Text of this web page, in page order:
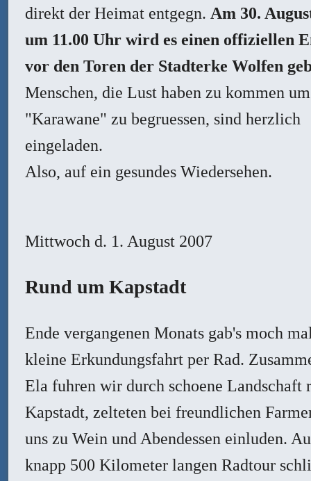
direkt der Heimat entgegn. Am 30.
um 11.00 Uhr wird es einen offiziellen
vor den Toren der Stadterke Wolfen
Menschen, die Lust haben zu kommen
"Karawane" zu begruessen, sind herzlich
eingeladen.
Also, auf ein gesundes Wiedersehen.
Mittwoch d. 1. August 2007
Rund um Kapstadt
Ende vergangenen Monats gab's moch
kleine Erkundungsfahrt per Rad.
Ela fuhren wir durch schoene Landschaft
Kapstadt, zelteten bei freundlichen
uns zu Wein und Abendessen einluden.
knapp 500 Kilometer langen Radtour